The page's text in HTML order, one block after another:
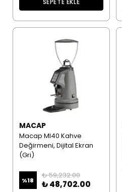
SEPETE EKLE
MACAP
Macap MI40 Kahve
Değirmeni, Dijital Ekran
(Gri)
%18
₺ 59,232.00
₺ 48,702.00